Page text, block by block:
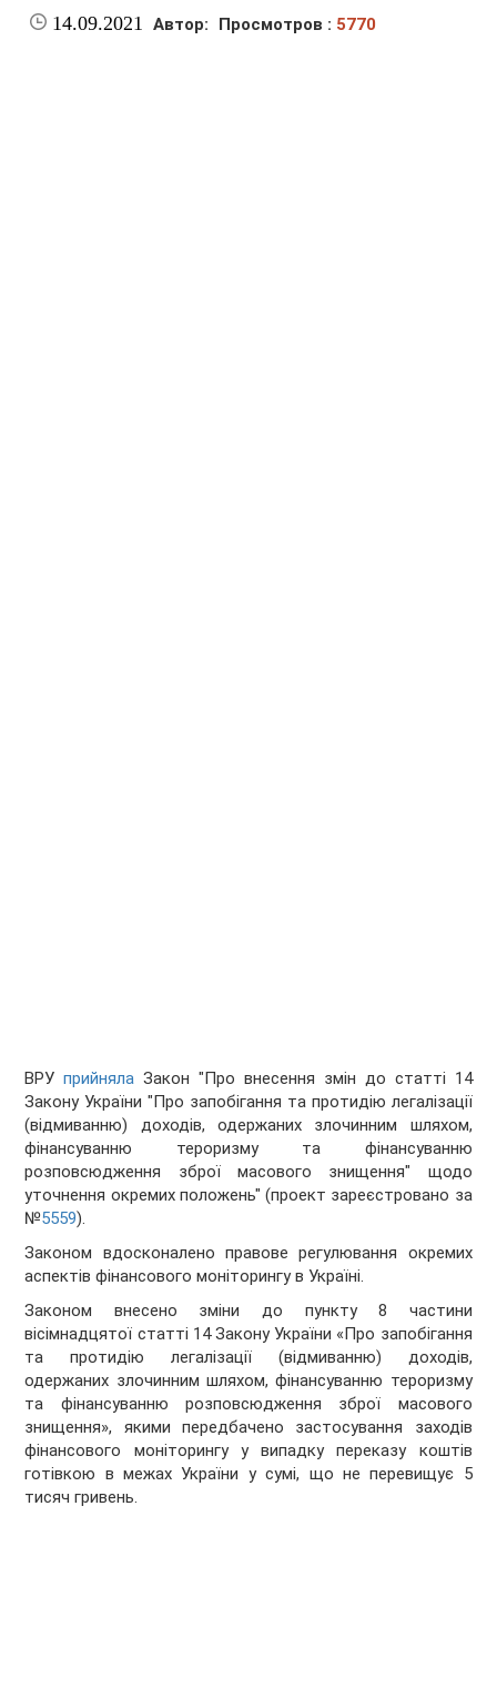
14.09.2021 Автор: Просмотров : 5770
ВРУприйняла Закон "Про внесення змін до статті 14
Закону України "Про запобігання та протидію легалізації
(відмиванню) доходів, одержаних злочинним шляхом,
фінансуванню тероризму та фінансуванню
розповсюдження зброї масового знищення" щодо
уточнення окремих положень" (проект зареєстровано за
№5559).
Законом вдосконалено правове регулювання окремих
аспектів фінансового моніторингу в Україні.
Законом внесено зміни до пункту 8 частини
вісімнадцятої статті 14 Закону України «Про запобігання
та протидію легалізації (відмиванню) доходів,
одержаних злочинним шляхом, фінансуванню тероризму
та фінансуванню розповсюдження зброї масового
знищення», якими передбачено застосування заходів
фінансового моніторингу у випадку переказу коштів
готівкою в межах України у сумі, що не перевищує 5
тисяч гривень.